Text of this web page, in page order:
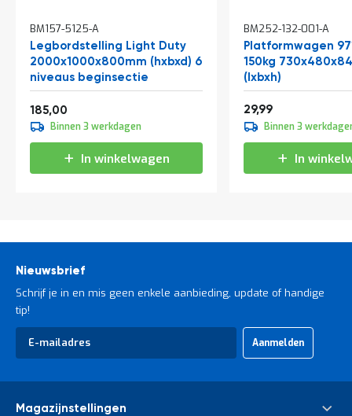
BM157-5125-A
Legbordstelling Light Duty
2000x1000x800mm (hxbxd) 6
niveaus beginsectie
Vanaf
185,00
Binnen 3 werkdagen
In winkelwagen
BM252-132-001-A
Platformwagen
150kg
(lxbxh)
29,99
winkelwagen
Binnen 3
In
Nieuwsbrief
Schrijf je in en mis geen enkele aanbieding, update of handige
tip!
Abonneer
op
Aanmelden
Magazijnstellingen